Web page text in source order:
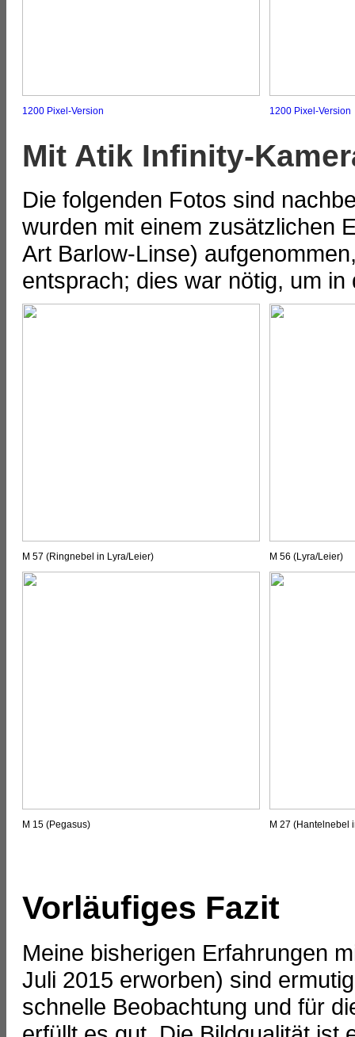
1200 Pixel-Version 1200 Pixel-Version
Mit Atik Infinity-
Die folgenden Fotos sind
wurden mit einem zusätzlichen
Art Barlow-Linse)
entsprach; dies war nötig, um
M 57 (Ringnebel in Lyra/Leier) M 56 (Lyra/Leier)
M 15 (Pegasus) M 27 (Hantelnebel
Vorläufiges Fazit
Meine bisherigen Erfahrungen
Juli 2015 erworben) sind
schnelle Beobachtung und für